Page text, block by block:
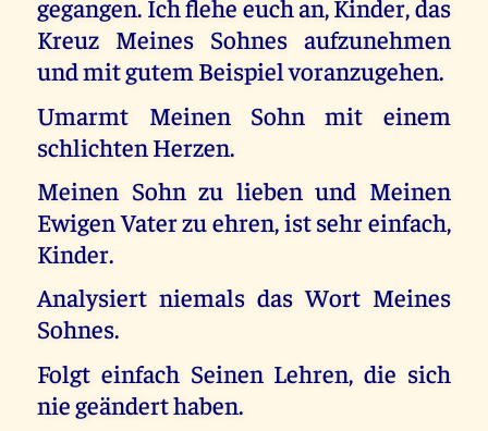
gegangen. Ich flehe euch an, Kinder, das
Kreuz Meines Sohnes aufzunehmen
und mit gutem Beispiel voranzugehen.
Umarmt Meinen Sohn mit einem
schlichten Herzen.
Meinen Sohn zu lieben und Meinen
Ewigen Vater zu ehren, ist sehr einfach,
Kinder.
Analysiert niemals das Wort Meines
Sohnes.
Folgt einfach Seinen Lehren, die sich
nie geändert haben.